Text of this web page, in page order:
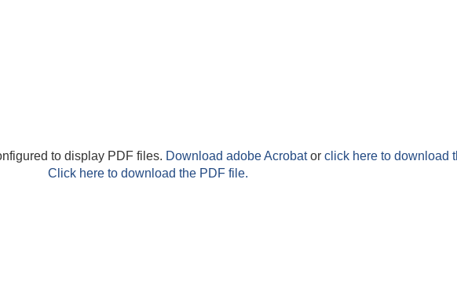
to display PDF files. Download adobe Acrobator click here to download
Click here to download the PDF file.